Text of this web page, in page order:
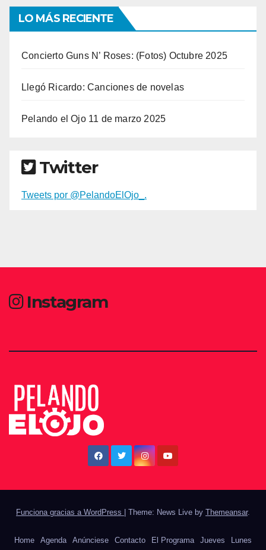
LO MÁS RECIENTE
Concierto Guns N’ Roses: (Fotos) Octubre 2025
Llegó Ricardo: Canciones de novelas
Pelando el Ojo 11 de marzo 2025
Twitter
Tweets por @PelandoElOjo_.
Instagram
Funciona gracias a WordPress Theme: News Live by Themeansar.
Home Agenda Anúnciese Contacto El Programa Jueves Lunes